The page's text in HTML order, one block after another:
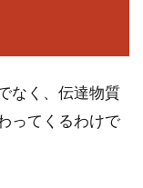
なく、伝達物質
ってくるわけで